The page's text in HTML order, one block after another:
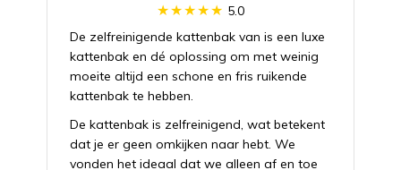
5.0
De zelfreinigende kattenbak van is een luxe
kattenbak en dé oplossing om met weinig
moeite altijd een schone en fris ruikende
kattenbak te hebben.
De kattenbak is zelfreinigend, wat betekent
dat je er geen omkijken naar hebt. We
vonden het ideaal dat we alleen af en toe